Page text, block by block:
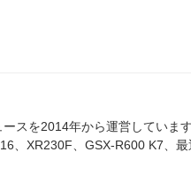
スを2014年から運営していま
、XR230F、GSX-R600 K7、